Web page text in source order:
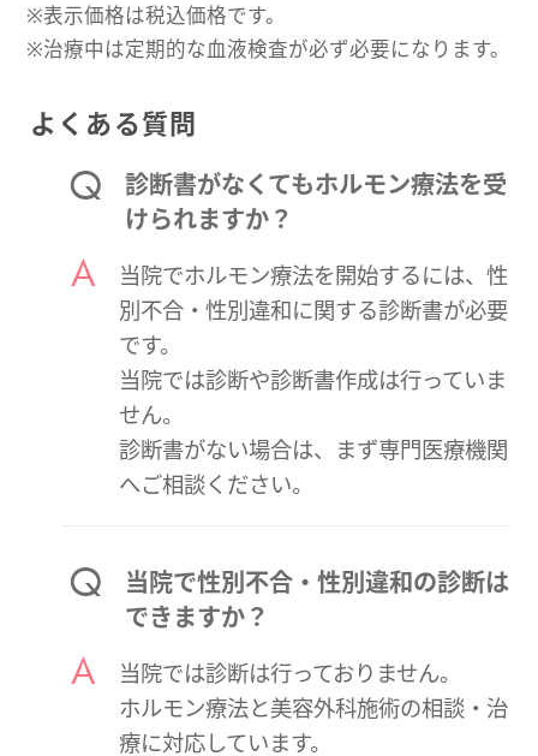
※表示価格は税込価格です。
※治療中は定期的な血液検査が必ず必要になります。
よくある質問
診断書がなくてもホルモン療法を受
けられますか？
当院でホルモン療法を開始するには、性
別不合・性別違和に関する診断書が必要
です。
当院では診断や診断書作成は行っていま
せん。
診断書がない場合は、まず専門医療機関
へご相談ください。
当院で性別不合・性別違和の診断は
できますか？
当院では診断は行っておりません。
ホルモン療法と美容外科施術の相談・治
療に対応しています。